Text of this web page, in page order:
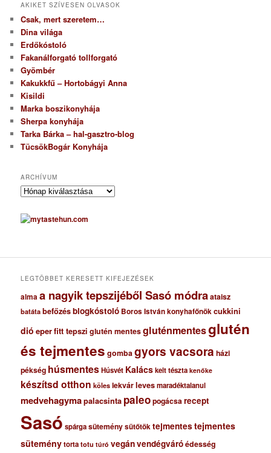
AKIKET SZÍVESEN OLVASOK
Csak, mert szeretem…
Dina világa
Erdőkóstoló
Fakanálforgató tollforgató
Gyömbér
Kakukkfű – Hortobágyi Anna
Kisildi
Marka boszikonyhája
Sherpa konyhája
Tarka Bárka – hal-gasztro-blog
TücsökBogár Konyhája
ARCHÍVUM
A
c
h
u
LEGTÖBBET KERESETT KIFEJEZÉSEK
almaa nagyik tepszijéből Sasó módraataisz
batáta befőzésblogkóstoló Boros István konyhafőnökcukkini
dió eperfitt tepszi glutén mentesgluténmentesglutén
és tejmentes gombagyors vacsora házi
pékség húsmentesHúsvét Kalácskelt tészta kenőke
készítsd otthon köles lekvárlevesmaradéktalanul
medvehagymapalacsinta paleopogácsarecept
Sasó spárgasüteménysütőtöktejmentestejmentes
süteménytorta totu túró vegánvendégváróédesség